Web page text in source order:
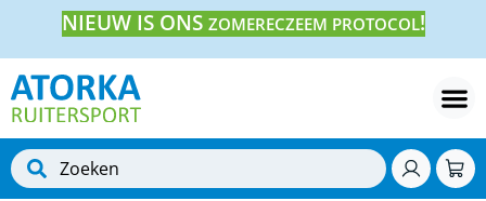
NIEUW IS ONS ZOMERECZEEM PROTOCOL!